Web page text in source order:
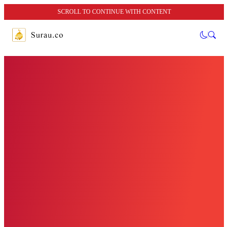
SCROLL TO CONTINUE WITH CONTENT